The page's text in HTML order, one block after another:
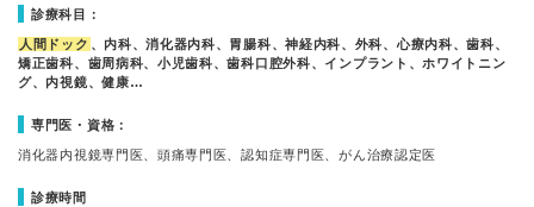
診療科目：
人間ドック 、内科、消化器内科、胃腸科、神経内科、外科、心療内科、歯科、
矯正歯科、歯周病科、小児歯科、歯科口腔外科、インプラント、ホワイトニン
グ、内視鏡、健康…
専門医・資格：
消化器内視鏡専門医、頭痛専門医、認知症専門医、がん治療認定医
診療時間